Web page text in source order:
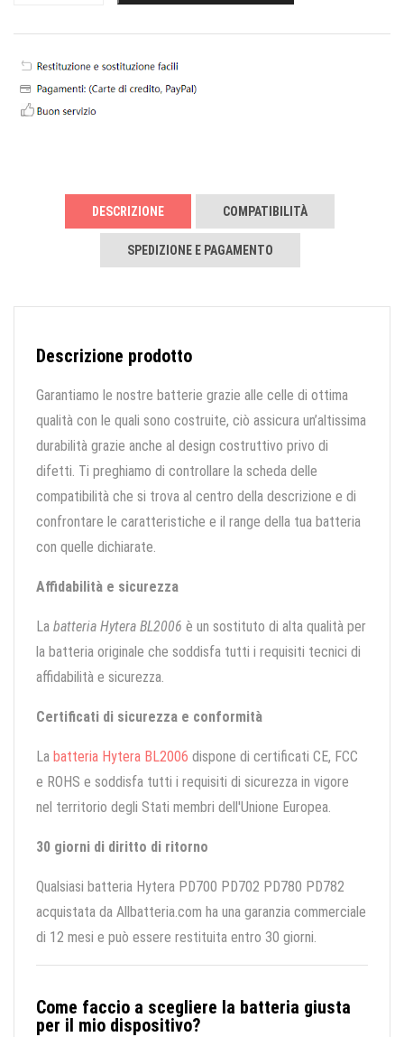
DESCRIZIONE COMPATIBILITÀ
SPEDIZIONE E PAGAMENTO
Descrizione prodotto
Garantiamo le nostre batterie grazie alle celle di ottima
qualità con le quali sono costruite, ciò assicura un’altissima
durabilità grazie anche al design costruttivo privo di
difetti. Ti preghiamo di controllare la scheda delle
compatibilità che si trova al centro della descrizione e di
confrontare le caratteristiche e il range della tua batteria
con quelle dichiarate.
Affidabilità e sicurezza
La batteria Hytera BL2006 è un sostituto di alta qualità per
la batteria originale che soddisfa tutti i requisiti tecnici di
affidabilità e sicurezza.
Certificati di sicurezza e conformità
La batteria Hytera BL2006 dispone di certificati CE, FCC
e ROHS e soddisfa tutti i requisiti di sicurezza in vigore
nel territorio degli Stati membri dell'Unione Europea.
30 giorni di diritto di ritorno
Qualsiasi batteria Hytera PD700 PD702 PD780 PD782
acquistata da Allbatteria.com ha una garanzia commerciale
di 12 mesi e può essere restituita entro 30 giorni.
Come faccio a scegliere la batteria giusta
per il mio dispositivo?